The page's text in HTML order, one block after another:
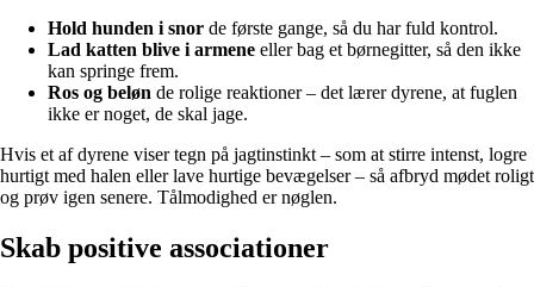
Hold hunden i snor de første gange, så du har fuld kontrol.
Lad katten blive i armene eller bag et børnegitter, så den ikke
kan springe frem.
Ros og beløn de rolige reaktioner – det lærer dyrene, at fuglen
ikke er noget, de skal jage.
Hvis et af dyrene viser tegn på jagtinstinkt – som at stirre intenst, logre
hurtigt med halen eller lave hurtige bevægelser – så afbryd mødet roligt
og prøv igen senere. Tålmodighed er nøglen.
Skab positive associationer